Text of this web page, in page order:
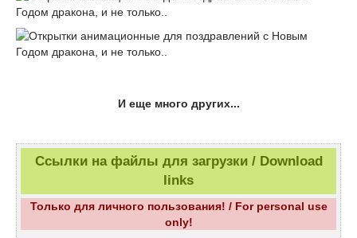
И еще много других...
Ссылки на файлы для загрузки / Download
links
Только для личного пользования! / For personal use
only!